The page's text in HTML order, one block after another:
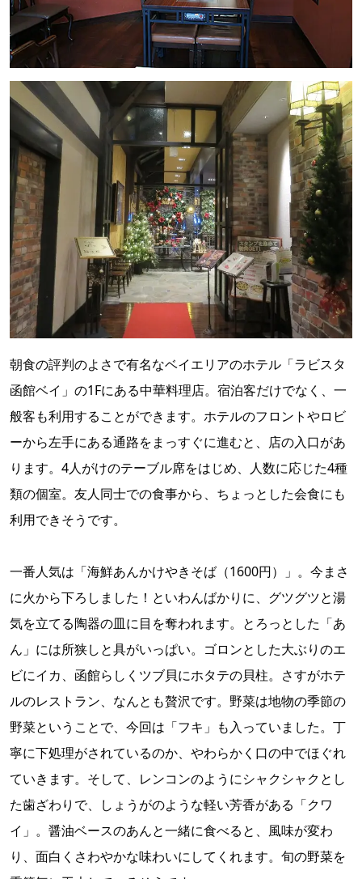
朝食の評判のよさで有名なベイエリアのホテル「ラビスタ
函館ベイ」の1Fにある中華料理店。宿泊客だけでなく、一
般客も利用することができます。ホテルのフロントやロビ
ーから左手にある通路をまっすぐに進むと、店の入口があ
ります。4人がけのテーブル席をはじめ、人数に応じた4種
類の個室。友人同士での食事から、ちょっとした会食にも
利用できそうです。
一番人気は「海鮮あんかけやきそば（1600円）」。今まさ
に火から下ろしました！といわんばかりに、グツグツと湯
気を立てる陶器の皿に目を奪われます。とろっとした「あ
ん」には所狭しと具がいっぱい。ゴロンとした大ぶりのエ
ビにイカ、函館らしくツブ貝にホタテの貝柱。さすがホテ
ルのレストラン、なんとも贅沢です。野菜は地物の季節の
野菜ということで、今回は「フキ」も入っていました。丁
寧に下処理がされているのか、やわらかく口の中でほぐれ
ていきます。そして、レンコンのようにシャクシャクとし
た歯ざわりで、しょうがのような軽い芳香がある「クワ
イ」。醤油ベースのあんと一緒に食べると、風味が変わ
り、面白くさわやかな味わいにしてくれます。旬の野菜を